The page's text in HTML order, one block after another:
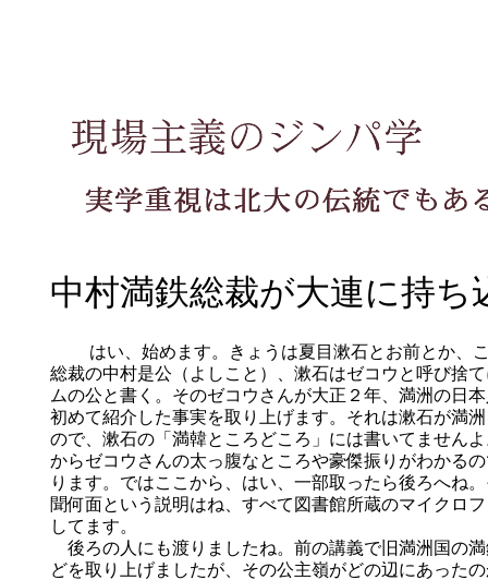
中村満鉄総裁が大連に持ち
はい、始めます。きょうは夏目漱石とお前とか、こ
総裁の中村是公（よしこと）、漱石はゼコウと呼び捨
ムの公と書く。そのゼコウさんが大正２年、満洲の日
初めて紹介した事実を取り上げます。それは漱石が満
ので、漱石の「満韓ところどころ」には書いてません
からゼコウさんの太っ腹なところや豪傑振りがわかる
ります。ではここから、はい、一部取ったら後ろへね
聞何面という説明はね、すべて図書館所蔵のマイクロ
してます。
後ろの人にも渡りましたね。前の講義で旧満洲国の
どを取り上げましたが、その公主嶺がどの辺にあった